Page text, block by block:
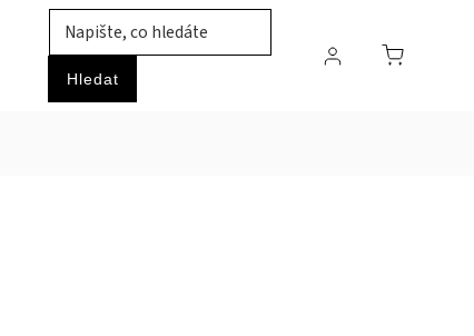
Hledat
ZVÍŘATA PRŮMYSLOVÉ ZBOŽÍ HOBBY